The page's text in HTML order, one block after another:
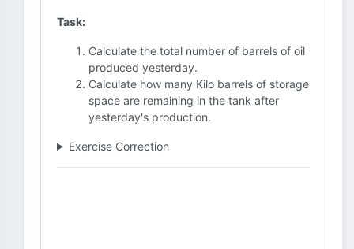
Task:
Calculate the total number of barrels of oil
produced yesterday.
Calculate how many Kilo barrels of storage
space are remaining in the tank after
yesterday's production.
Exercise Correction